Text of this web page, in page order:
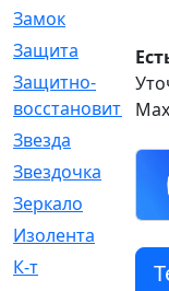
Замок
Защита
Защитно-
Звезда
Звездочка
Зеркало
Изолента
К-т